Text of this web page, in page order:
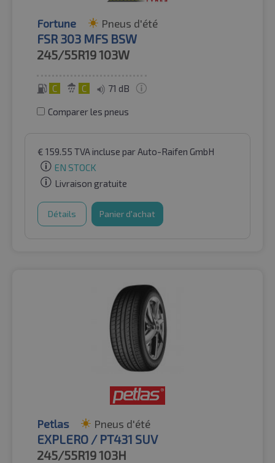
Fortune Pneus d'été
FSR 303 MFS BSW
245/55R19103W
C C 71 dB
Comparer les pneus
€ 159.55 TVA incluse par Auto-Raifen GmbH
EN STOCK
Livraison gratuite
Détails Panier d'achat
Petlas Pneus d'été
EXPLERO / PT431 SUV
245/55R19103H